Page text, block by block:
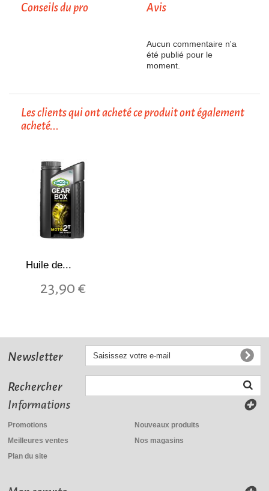
Conseils du pro Avis
Aucun commentaire n'a
été publié pour le
moment.
Les clients qui ont acheté ce produit ont également
acheté...
Huile de...
23,90 €
Newsletter
Rechercher
Informations
Promotions
Nouveaux produits
Meilleures ventes
Nos magasins
Plan du site